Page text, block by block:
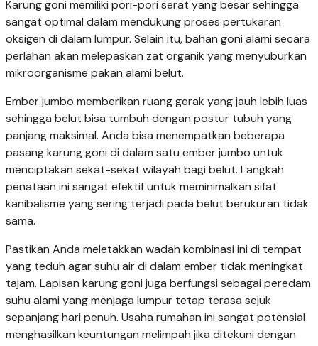
Karung goni memiliki pori-pori serat yang besar sehingga
sangat optimal dalam mendukung proses pertukaran
oksigen di dalam lumpur. Selain itu, bahan goni alami secara
perlahan akan melepaskan zat organik yang menyuburkan
mikroorganisme pakan alami belut.
Ember jumbo memberikan ruang gerak yang jauh lebih luas
sehingga belut bisa tumbuh dengan postur tubuh yang
panjang maksimal. Anda bisa menempatkan beberapa
pasang karung goni di dalam satu ember jumbo untuk
menciptakan sekat-sekat wilayah bagi belut. Langkah
penataan ini sangat efektif untuk meminimalkan sifat
kanibalisme yang sering terjadi pada belut berukuran tidak
sama.
Pastikan Anda meletakkan wadah kombinasi ini di tempat
yang teduh agar suhu air di dalam ember tidak meningkat
tajam. Lapisan karung goni juga berfungsi sebagai peredam
suhu alami yang menjaga lumpur tetap terasa sejuk
sepanjang hari penuh. Usaha rumahan ini sangat potensial
menghasilkan keuntungan melimpah jika ditekuni dengan